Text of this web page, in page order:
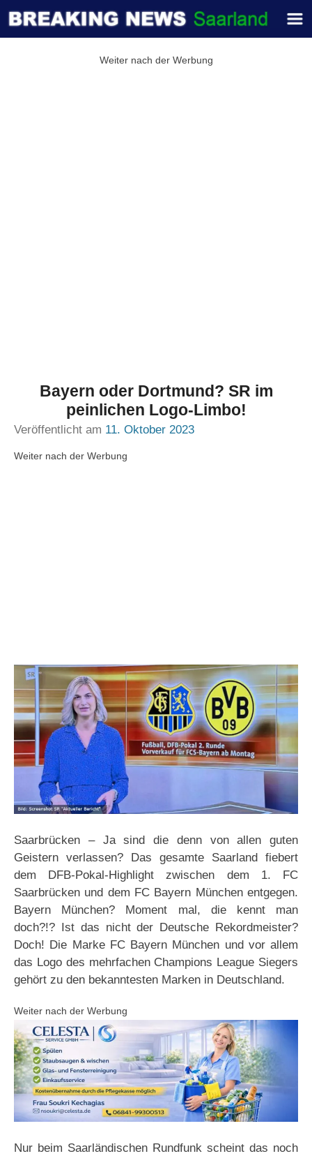
Weiter nach der Werbung
Bayern oder Dortmund? SR im
peinlichen Logo-Limbo!
Veröffentlicht am 11. Oktober 2023
Weiter nach der Werbung
Saarbrücken – Ja sind die denn von allen guten
Geistern verlassen? Das gesamte Saarland fiebert
dem DFB-Pokal-Highlight zwischen dem 1. FC
Saarbrücken und dem FC Bayern München entgegen.
Bayern München? Moment mal, die kennt man
doch?!? Ist das nicht der Deutsche Rekordmeister?
Doch! Die Marke FC Bayern München und vor allem
das Logo des mehrfachen Champions League Siegers
gehört zu den bekanntesten Marken in Deutschland.
Weiter nach der Werbung
Nur beim Saarländischen Rundfunk scheint das noch